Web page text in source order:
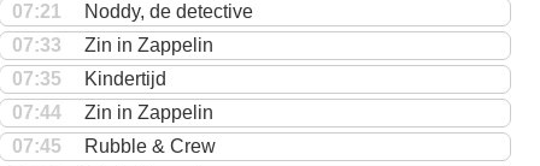
07:21
Noddy, de detective
07:33
Zin in Zappelin
07:35
Kindertijd
07:44
Zin in Zappelin
07:45
Rubble & Crew